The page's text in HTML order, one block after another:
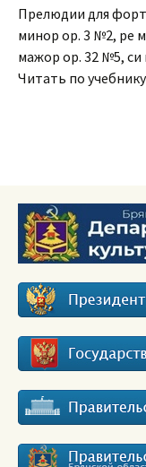
Прелюдии для
минор ор. 3 №2, ре
мажор ор. 32 №5,
Читать по